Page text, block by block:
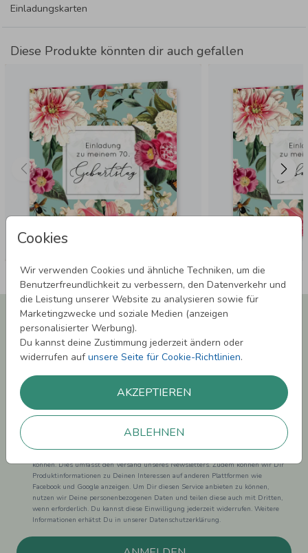
Cookies
Wir verwenden Cookies und ähnliche Techniken, um die
Benutzerfreundlichkeit zu verbessern, den Datenverkehr und
die Leistung unserer Website zu analysieren sowie für
Marketingzwecke und soziale Medien (anzeigen
personalisierter Werbung).
Du kannst deine Zustimmung jederzeit ändern oder
widerrufen aufunsere Seite für Cookie-Richtlinien.
AKZEPTIEREN
ABLEHNEN
Einladungskarten
Diese Produkte könnten dir auch gefallen
Newsletter abonnieren und 5,00 € Rabatt**
sichern!
Melde Dich zu unserem Newsletter an und bleibe auf dem
Laufenden.
können. Dies umfasst den Versand unseres Newsletters. Zudem können wir Dir
Produktinformationen zu Deinen Interessen auf anderen Plattformen wie
Facebook und Google anzeigen. Um Dir diesen Service anbieten zu können,
nutzen wir Deine personenbezogenen Daten und teilen diese auch mit Dritten,
wenn erforderlich. Du kannst diese Einwilligung jederzeit widerrufen. Weitere
Informationen erhätst Du in unserer Datenschutzerklärung.